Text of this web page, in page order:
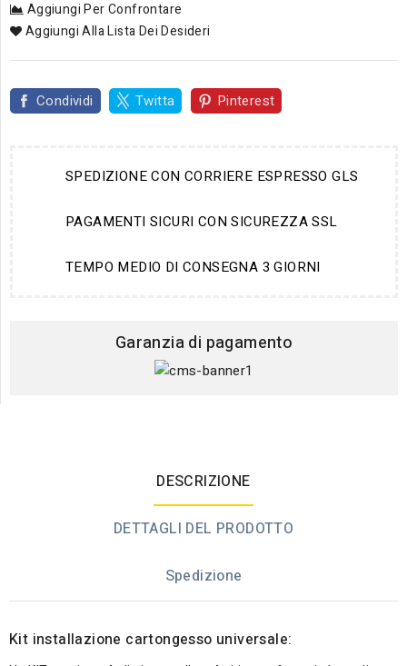
Aggiungi Per Confrontare
Aggiungi Alla Lista Dei Desideri
Condividi Twitta Pinterest
SPEDIZIONE CON CORRIERE ESPRESSO GLS
PAGAMENTI SICURI CON SICUREZZA SSL
TEMPO MEDIO DI CONSEGNA 3 GIORNI
Garanzia di pagamento
DESCRIZIONE
DETTAGLI DEL PRODOTTO
Spedizione
Kit installazione cartongesso universale: